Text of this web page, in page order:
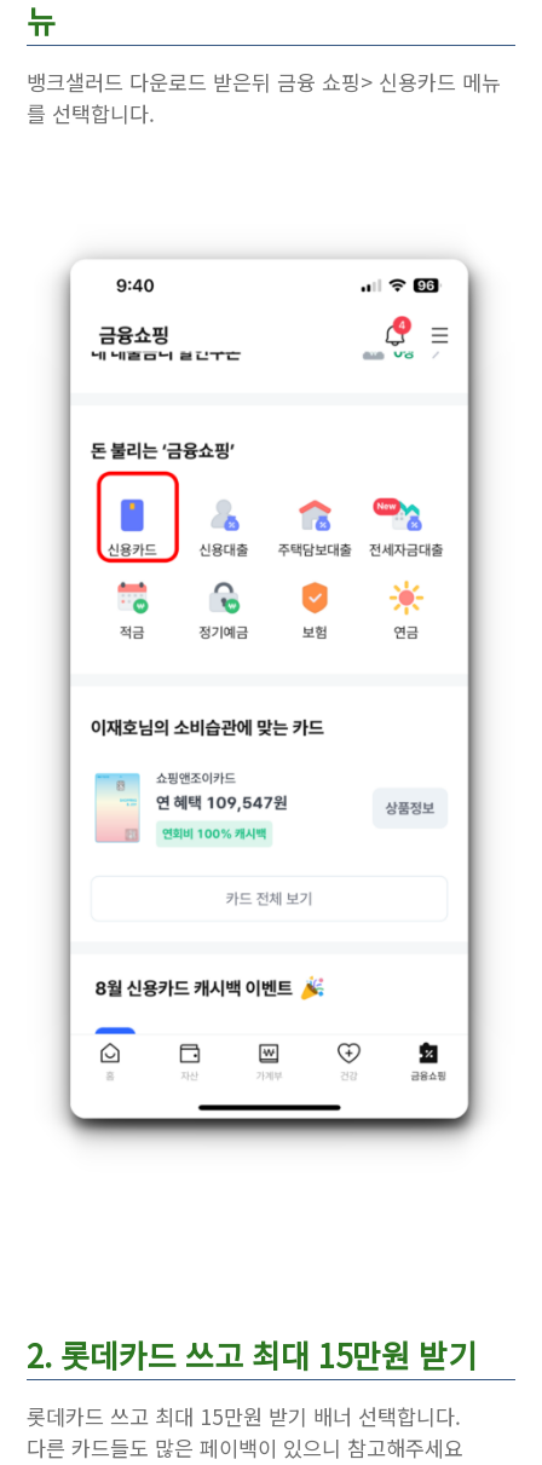
뉴
뱅크샐러드 다운로드 받은뒤 금융 쇼핑> 신용카드 메뉴
를 선택합니다.
2. 롯데카드 쓰고 최대 15만원 받기
롯데카드 쓰고 최대 15만원 받기 배너 선택합니다.
다른 카드들도 많은 페이백이 있으니 참고해주세요